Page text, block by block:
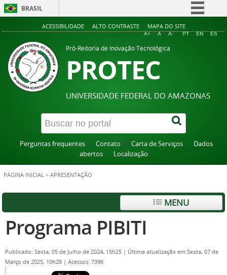
BRASIL
Simplifique!
Acesso à informação
ACESSIBILIDADE ALTO CONTRASTE MAPA DO SITE
A+ A A- PT EN ES
Pró-Reitoria de Inovação Tecnológica
PROTEC
UNIVERSIDADE FEDERAL DO AMAZONAS
Perguntas frequentes Contato Carta de Serviços
Dados
abertos
Localização
PÁGINA INICIAL > APRESENTAÇÃO
MENU
Programa PIBITI
Publicado: Sexta, 05 de Julho de 2024, 15h25 | Última atualização em Sexta, 07 de
Março de 2025, 10h28 | Acessos: 7396